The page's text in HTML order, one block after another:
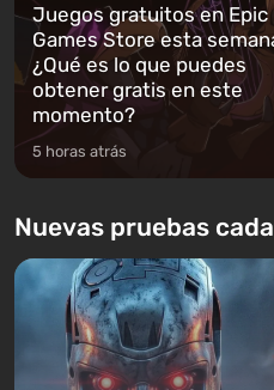
Juegos gratuitos en Epic
Games Store esta
¿Qué es lo que puedes
obtener gratis en este
momento?
5 horas atrás
Nuevas pruebas